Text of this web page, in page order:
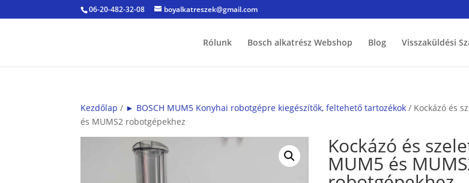
06-20-482-32-08 boyalkatreszek@gmail.com
Rólunk Bosch alkatrész Webshop Blog Visszaküldési
Kezdőlap / ► BOSCH MUM5 Konyhai robotgépre kiegészítők, feltehető tartozékok / Kockázó és
és MUMS2 robotgépekhez
Kockázó és
MUM5 és